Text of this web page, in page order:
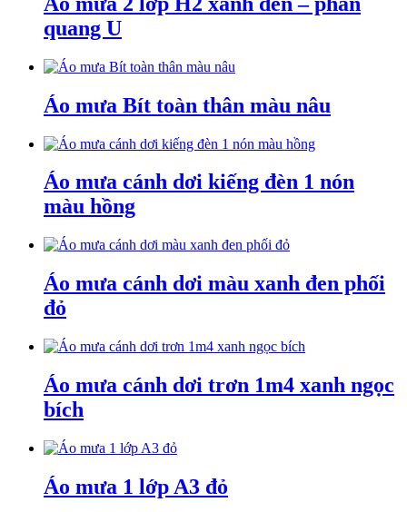
quang U
Áo mưa Bít toàn thân màu nâu
Áo mưa cánh dơi kiếng đèn 1 nón
màu hồng
Áo mưa cánh dơi màu xanh đen phối
đỏ
Áo mưa cánh dơi trơn 1m4 xanh ngọc
bích
Áo mưa 1 lớp A3 đỏ